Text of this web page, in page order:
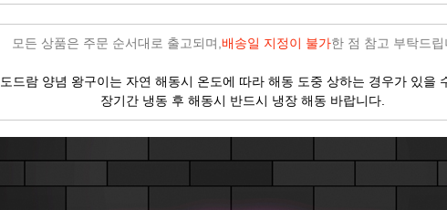
모든 상품은 주문 순서대로 출고되며,배송일 지정이 불가한 점 참고 부탁드
도드람 양념 왕구이는 자연 해동시 온도에 따라 해동 도중 상하는 경우가 있을
장기간 냉동 후 해동시 반드시 냉장 해동 바랍니다.